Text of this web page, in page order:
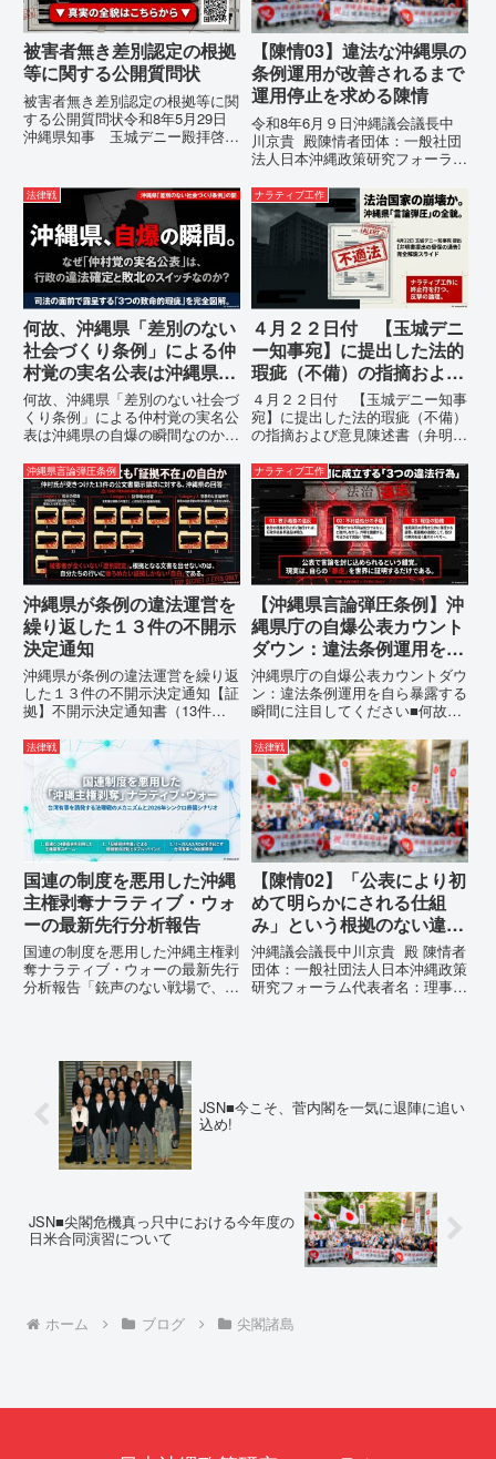
被害者無き差別認定の根拠
等に関する公開質問状
被害者無き差別認定の根拠等に関
する公開質問状令和8年5月29日
沖縄県知事 玉城デニー殿拝啓貴
ます。私は、適正な意見陳述（弁
明）を行うにあたり、沖縄県行政
手続条例第28条で定められた...
【陳情03】違法な沖縄県の
条例運用が改善されるまで
運用停止を求める陳情
令和8年6月９日沖縄議会議長中
川京貴 殿陳情者団体：一般社団
法人日本沖縄政策研究フォーラム
所：沖縄県那覇市電 話：080-違
法な沖縄県の条例運用が改善され
るまで運用停止を求める陳情陳情
の趣旨沖縄県は、「沖縄県...
法律戦
何故、沖縄県「差別のない
社会づくり条例」による仲
村覚の実名公表は沖縄県の
自爆の瞬間なのか？その3
つの理由。
何故、沖縄県「差別のない社会づ
くり条例」による仲村覚の実名公
表は沖縄県の自爆の瞬間なのか？
強行しようとしている「仲村覚の
実名公表」。行政側はこの行為
を、特定の個人を社会的制裁に追
い込むための「仕上げ」だと考え
て...
ナラティブ工作
４月２２日付 【玉城デニ
ー知事宛】に提出した法的
瑕疵（不備）の指摘および
意見陳述書（弁明書）提出
の留保の通告
４月２２日付 【玉城デニー知事
宛】に提出した法的瑕疵（不備）
の指摘および意見陳述書（弁明
に、玉城デニー宛に以下の違法状
態の指摘と意見陳述（弁明）留保
の通告を行いました。沖縄県は、
この時は、違法を認めて軌道修正
す...
沖縄県言論弾圧条例
沖縄県が条例の違法運営を
繰り返した１３件の不開示
決定通知
沖縄県が条例の違法運営を繰り返
した１３件の不開示決定通知【証
拠】不開示決定通知書（13件）
が請求した「差別認定の根拠」に
対し、県は全て非開示・存否応答
拒否を突きつけました。これは、
彼らが行政手続きの正当性を失
っ...
ナラティブ工作
【沖縄県言論弾圧条例】沖
縄県庁の自爆公表カウント
ダウン：違法条例運用を自
ら暴露する瞬間に注目して
ください
沖縄県庁の自爆公表カウントダウ
ン：違法条例運用を自ら暴露する
瞬間に注目してください■何故、
テルを貼りたい本当の理由「なぜ
沖縄県庁は、法を無視してまで私
を封じ込めようとするのか。」そ
の理由は明確です。県政が統治
の...
法律戦
国連の制度を悪用した沖縄
主権剥奪ナラティブ・ウォ
ーの最新先行分析報告
国連の制度を悪用した沖縄主権剥
奪ナラティブ・ウォーの最新先行
分析報告「銃声のない戦場で、日
す。国連という国際的な舞台で、
巧妙な「言説（ナラティブ）」が
法律戦
【陳情02】「公表により初
めて明らかにされる仕組
み」という根拠のない違法
運用の指摘と条例運用の停
止を求める陳情書
沖縄議会議長中川京貴 殿 陳情者
団体：一般社団法人日本沖縄政策
研究フォーラム代表者名：理事
JSN■今こそ、菅内閣を一気に退陣に追い
込め!
JSN■尖閣危機真っ只中における今年度の
日米合同演習について
ホーム ブログ 尖閣諸島